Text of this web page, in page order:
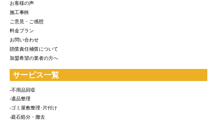
お客様の声
施工事例
ご意見・ご感想
料金プラン
お問い合わせ
賠償責任補償について
加盟希望の業者の方へ
サービス一覧
-不用品回収
-遺品整理
-ゴミ屋敷整理･片付け
-庭石処分・撤去